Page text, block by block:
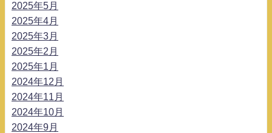
2025年5月
2025年4月
2025年3月
2025年2月
2025年1月
2024年12月
2024年11月
2024年10月
2024年9月